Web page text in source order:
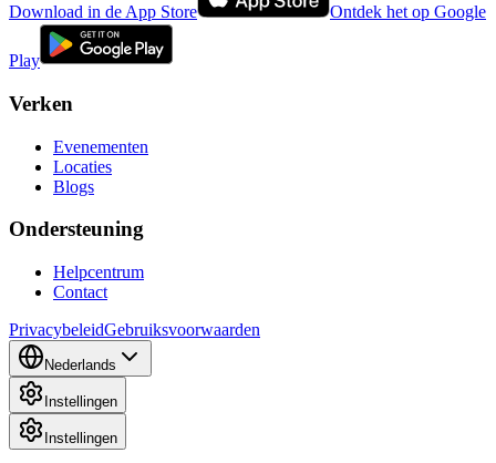
Download in de App Store Ontdek het op Google
Play
Verken
Evenementen
Locaties
Blogs
Ondersteuning
Helpcentrum
Contact
PrivacybeleidGebruiksvoorwaarden
Nederlands
Instellingen
Instellingen